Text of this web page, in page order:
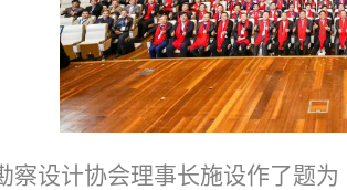
察设计协会理事长施设作了题